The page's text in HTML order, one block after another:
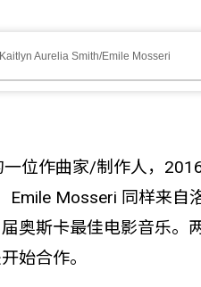
一位作曲家/制作人，
Emile Mosseri 同样来自
奥斯卡最佳电影音乐。
始合作。